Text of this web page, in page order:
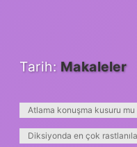
Tarih: Makaleler
Atlama konuşma kusuru mu
Diksiyonda en çok